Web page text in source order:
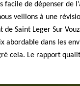
facile de dépenser de
veillons à une
Saint Leger Sur
abordable dans les
cela. Le rapport